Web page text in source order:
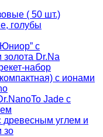
( 50 шт.)
голубы
с
золота Dr.Na
набор
с ионами
Jade с
древесным углем и
зо